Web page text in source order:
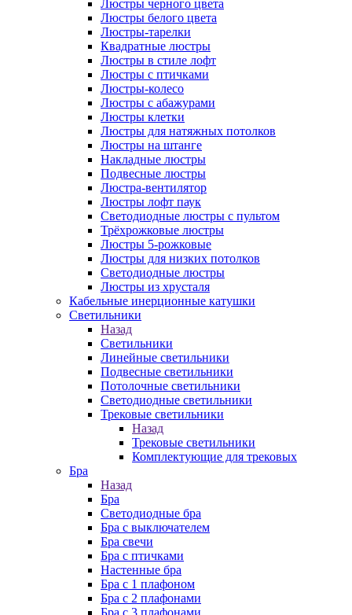
Люстры черного цвета
Люстры белого цвета
Люстры-тарелки
Квадратные люстры
Люстры в стиле лофт
Люстры с птичками
Люстры-колесо
Люстры с абажурами
Люстры клетки
Люстры для натяжных потолков
Люстры на штанге
Накладные люстры
Подвесные люстры
Люстра-вентилятор
Люстры лофт паук
Светодиодные люстры с пультом
Трёхрожковые люстры
Люстры 5-рожковые
Люстры для низких потолков
Cветодиодные люстры
Люстры из хрусталя
Кабельные инерционные катушки
Светильники
Назад
Светильники
Линейные светильники
Подвесные светильники
Потолочные светильники
Светодиодные светильники
Трековые светильники
Назад
Трековые светильники
Комплектующие для трековых
Бра
Назад
Бра
Светодиодные бра
Бра с выключателем
Бра свечи
Бра с птичками
Настенные бра
Бра с 1 плафоном
Бра с 2 плафонами
Бра с 3 плафонами